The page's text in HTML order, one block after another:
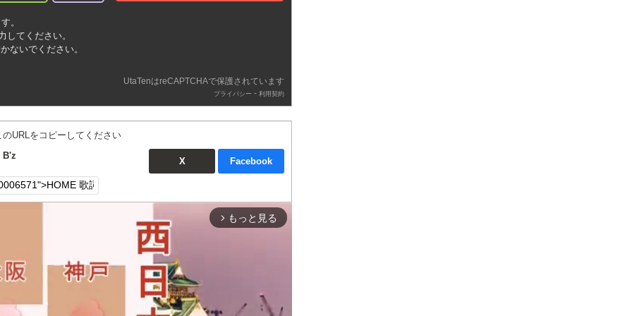
。
てください。
ないでください。
UtaTenはreCAPTCHAで保護されています
プライバシー - 利用契約
URLをコピーしてください
B'z
X Facebook
arrow_forward_ios もっと見る